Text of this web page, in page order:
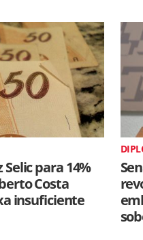
para 14%
Costa
insuficiente